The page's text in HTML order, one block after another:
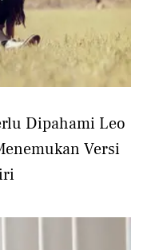
Dipahami Leo
Versi